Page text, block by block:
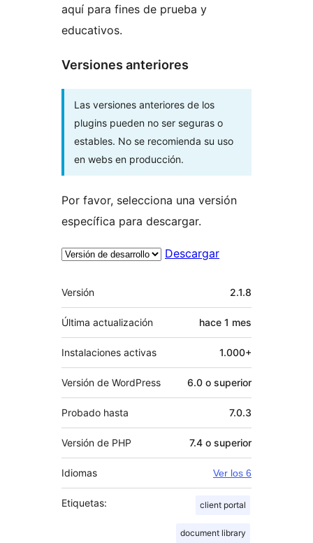
aquí para fines de prueba y
educativos.
Versiones anteriores
Las versiones anteriores de los
plugins pueden no ser seguras o
estables. No se recomienda su uso
en webs en producción.
Por favor, selecciona una versión
específica para descargar.
Descargar
Meta
Versión 2.1.8
Última actualización hace 1 mes
Instalaciones activas 1.000+
Versión de WordPress 6.0 o superior
Probado hasta 7.0.3
Versión de PHP 7.4 o superior
Idiomas Ver los 6
Etiquetas: client portal
document library